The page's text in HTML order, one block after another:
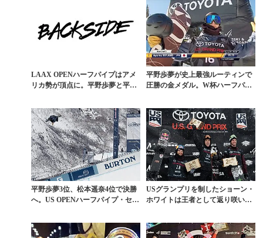
LAAX OPENハーフパイプはアメ
リカ勢が頂点に。平野歩夢と平岡
平野歩夢が史上最強ルーティンで
圧勝の金メダル。W杯ハーフパイ
平野歩夢3位、松本遥奈4位で決勝
へ。US OPENハーフパイプ・セミ
USグランプリを制したショーン・
ホワイトは王者として返り咲いた